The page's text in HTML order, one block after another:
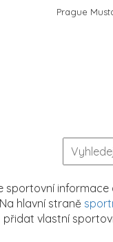
Prague
sportovní
hlavní straně
přidat vlastní